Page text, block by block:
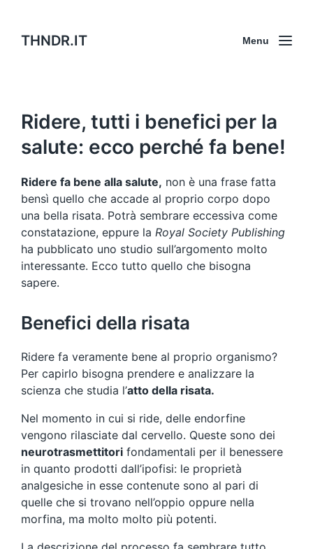
THNDR.IT Menu
Ridere, tutti i benefici per la
salute: ecco perché fa bene!
Ridere fa bene alla salute, non è una frase fatta
bensì quello che accade al proprio corpo dopo
una bella risata. Potrà sembrare eccessiva come
constatazione, eppure la Royal Society Publishing
ha pubblicato uno studio sull’argomento molto
interessante. Ecco tutto quello che bisogna
sapere.
Benefici della risata
Ridere fa veramente bene al proprio organismo?
Per capirlo bisogna prendere e analizzare la
scienza che studia l’atto della risata.
Nel momento in cui si ride, delle endorfine
vengono rilasciate dal cervello. Queste sono dei
neurotrasmettitori fondamentali per il benessere
in quanto prodotti dall’ipofisi: le proprietà
analgesiche in esse contenute sono al pari di
quelle che si trovano nell’oppio oppure nella
morfina, ma molto molto più potenti.